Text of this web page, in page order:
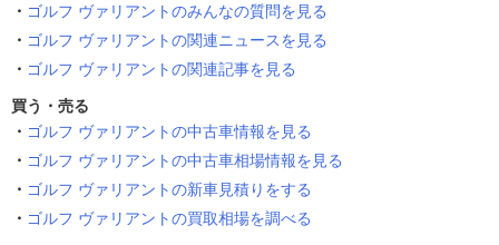
ゴルフ ヴァリアントのみんなの質問を見る
ゴルフ ヴァリアントの関連ニュースを見る
ゴルフ ヴァリアントの関連記事を見る
買う・売る
ゴルフ ヴァリアントの中古車情報を見る
ゴルフ ヴァリアントの中古車相場情報を見る
ゴルフ ヴァリアントの新車見積りをする
ゴルフ ヴァリアントの買取相場を調べる